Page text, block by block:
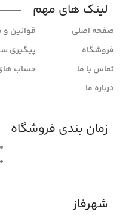
لینک های مهم
صفحه اصلی
فروشگاه
تماس با ما
درباره ما
قوانین و
پیگیری
حساب
زمان بندی فروشگاه
شهرفاز